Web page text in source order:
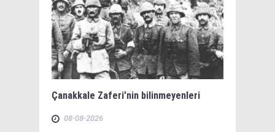
Çanakkale Zaferi’nin bilinmeyenleri
08-08-2026